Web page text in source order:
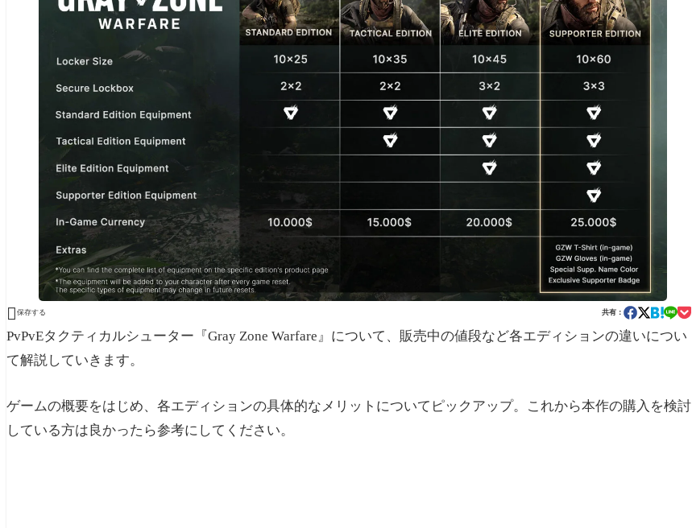
 保存する 共有：
PvPvEタクティカルシューター『Gray Zone Warfare』について、販売中の値段など各エディションの違いについ
て解説していきます。
ゲームの概要をはじめ、各エディションの具体的なメリットについてピックアップ。これから本作の購入を検討
している方は良かったら参考にしてください。